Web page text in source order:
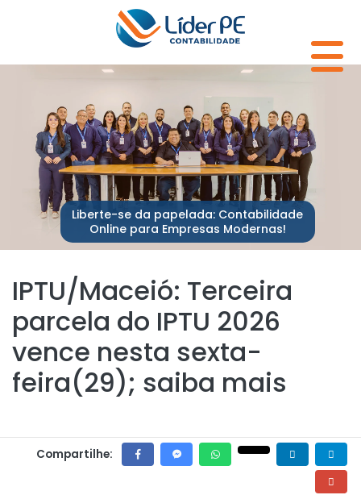
Liberte-se da papelada: Contabilidade
Online para Empresas Modernas!
IPTU/Maceió: Terceira
parcela do IPTU 2026
vence nesta sexta-
feira(29); saiba mais
Compartilhe: